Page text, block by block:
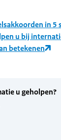
in 5
u bij
betekenen